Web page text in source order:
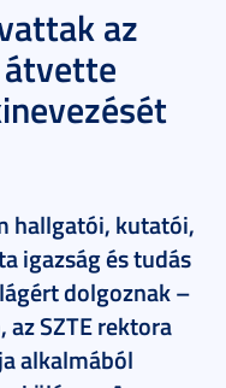
az
hallgatói, kutatói,
igazság és tudás
dolgoznak –
az SZTE rektora
alkalmából